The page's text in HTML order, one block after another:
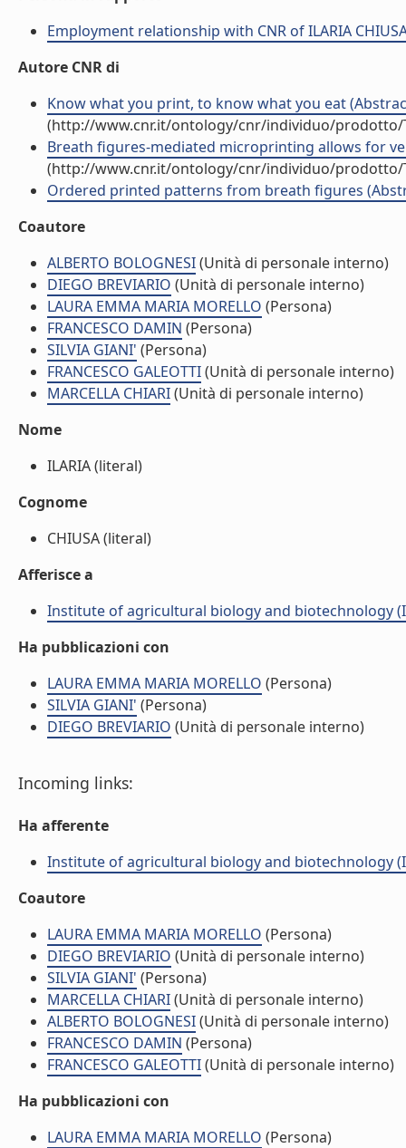
Employment relationship with CNR of ILARIA
Autore CNR di
Know what you print, to know what you eat
(http://www.cnr.it/ontology/cnr/individuo/prodotto/
Breath figures-mediated microprinting allows for
(http://www.cnr.it/ontology/cnr/individuo/prodotto/
Ordered printed patterns from breath figures
Coautore
ALBERTO BOLOGNESI(Unità di personale interno)
DIEGO BREVIARIO (Unità di personale interno)
LAURA EMMA MARIA MORELLO (Persona)
FRANCESCO DAMIN (Persona)
SILVIA GIANI' (Persona)
FRANCESCO GALEOTTI(Unità di personale interno)
MARCELLA CHIARI(Unità di personale interno)
Nome
ILARIA (literal)
Cognome
CHIUSA (literal)
Afferisce a
Institute of agricultural biology and biotechnology
Ha pubblicazioni con
LAURA EMMA MARIA MORELLO (Persona)
SILVIA GIANI' (Persona)
DIEGO BREVIARIO (Unità di personale interno)
Incoming links:
Ha afferente
Institute of agricultural biology and biotechnology
Coautore
LAURA EMMA MARIA MORELLO (Persona)
DIEGO BREVIARIO (Unità di personale interno)
SILVIA GIANI' (Persona)
MARCELLA CHIARI(Unità di personale interno)
ALBERTO BOLOGNESI(Unità di personale interno)
FRANCESCO DAMIN (Persona)
FRANCESCO GALEOTTI(Unità di personale interno)
Ha pubblicazioni con
LAURA EMMA MARIA MORELLO (Persona)